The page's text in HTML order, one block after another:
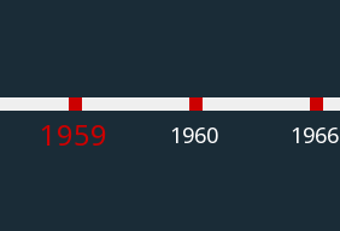
1959 1960 1966